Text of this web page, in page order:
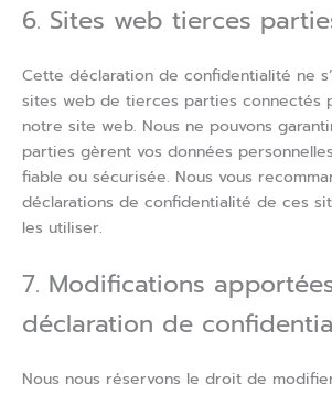
6. Sites web tierces
Cette déclaration de confidentialité ne
sites web de tierces parties connectés
notre site web. Nous ne pouvons
parties gèrent vos données
fiable ou sécurisée. Nous vous
déclarations de confidentialité de ces
les utiliser.
7. Modifications
déclaration de
Nous nous réservons le droit de